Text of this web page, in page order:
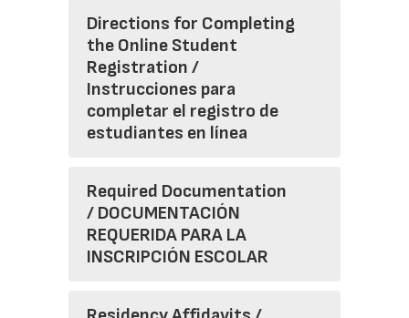
Directions for Completing
the Online Student
Registration /
Instrucciones para
completar el registro de
estudiantes en línea
Required Documentation
/ DOCUMENTACIÓN
REQUERIDA PARA LA
INSCRIPCIÓN ESCOLAR